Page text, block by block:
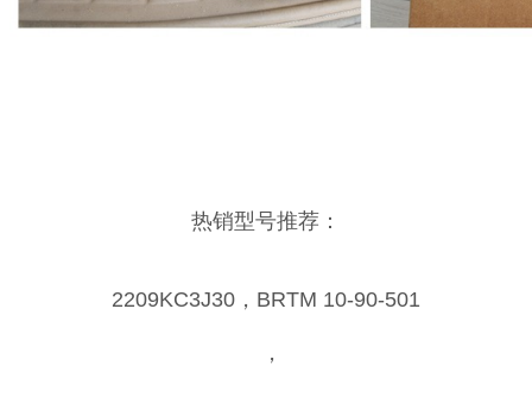
热销型号推荐：
2209KC3J30，BRTM 10-90-501
，